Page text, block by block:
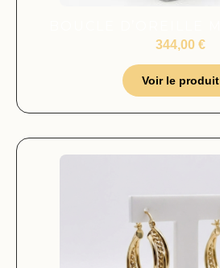
344,00 €
Voir le produit